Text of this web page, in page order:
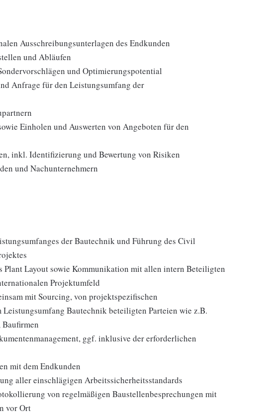
Ausschreibungsunterlagen des Endkunden
und Abläufen
und Optimierungspotential
Anfrage für den Leistungsumfang der
Einholen und Auswerten von Angeboten für den
inkl. Identifizierung und Bewertung von Risiken
und Nachunternehmern
der Bautechnik und Führung des Civil
Layout sowie Kommunikation mit allen intern Beteiligten
Projektumfeld
mit Sourcing, von projektspezifischen
Bautechnik beteiligten Parteien wie z.B.
ggf. inklusive der erforderlichen
mit dem Endkunden
aller einschlägigen Arbeitssicherheitsstandards
von regelmäßigen Baustellenbesprechungen mit
vor Ort